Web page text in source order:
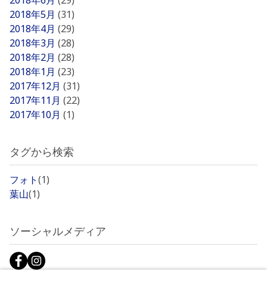
2018年5月 (31)
2018年4月 (29)
2018年3月 (28)
2018年2月 (28)
2018年1月 (23)
2017年12月 (31)
2017年11月 (22)
2017年10月 (1)
タグから検索
フォト(1)
葉山(1)
ソーシャルメディア